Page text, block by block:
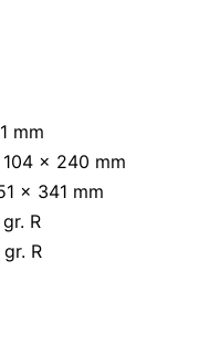
mm
x 240 mm
x 341 mm
R
R